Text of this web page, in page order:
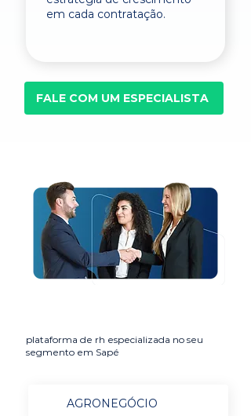
em cada contratação.
FALE COM UM ESPECIALISTA
plataforma de rh especializada no seu
segmento em Sapé
AGRONEGÓCIO